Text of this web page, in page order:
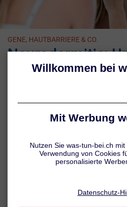
GENE, HAUTBARRIERE & CO.
Neurodermitis:
mitwirken. Die Veranlagung für eine
Ursachen für
komplexes Zusammenspiel von